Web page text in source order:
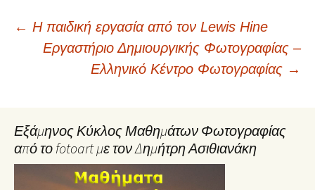
Post
navigation
← H παιδική εργασία από τον Lewis Hine
Εργαστήριο Δημιουργικής Φωτογραφίας –
Ελληνικό Κέντρο Φωτογραφίας →
Εξάμηνος Κύκλος Μαθημάτων Φωτογραφίας
από το fotoart με τον Δημήτρη Ασιθιανάκη